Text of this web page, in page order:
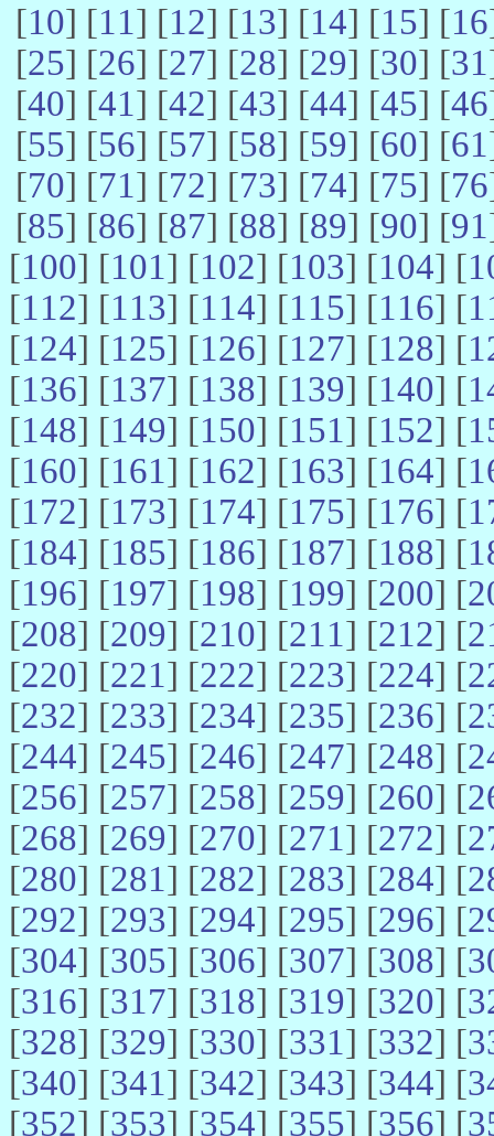
[10] [11] [12] [13] [14] [15] [16
[25] [26] [27] [28] [29] [30] [31
[40] [41] [42] [43] [44] [45] [46
[55] [56] [57] [58] [59] [60] [61
[70] [71] [72] [73] [74] [75] [76
[85] [86] [87] [88] [89] [90] [91
[100] [101] [102] [103] [104] [
[112] [113] [114] [115] [116] [
[124] [125] [126] [127] [128] [
[136] [137] [138] [139] [140] [
[148] [149] [150] [151] [152] [
[160] [161] [162] [163] [164] [
[172] [173] [174] [175] [176] [
[184] [185] [186] [187] [188] [
[196] [197] [198] [199] [200] [
[208] [209] [210] [211] [212] [
[220] [221] [222] [223] [224] [
[232] [233] [234] [235] [236] [
[244] [245] [246] [247] [248] [
[256] [257] [258] [259] [260] [
[268] [269] [270] [271] [272] [
[280] [281] [282] [283] [284] [
[292] [293] [294] [295] [296] [
[304] [305] [306] [307] [308] [
[316] [317] [318] [319] [320] [
[328] [329] [330] [331] [332] [
[340] [341] [342] [343] [344] [
[352] [353] [354] [355] [356] [